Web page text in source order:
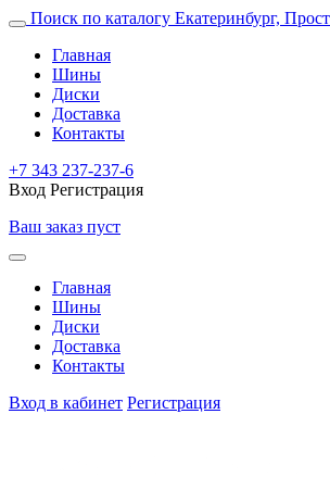
Поиск по каталогу Екатеринбург,
Главная
Шины
Диски
Доставка
Контакты
+7 343 237-237-6
Вход Регистрация
Ваш заказ пуст
Главная
Шины
Диски
Доставка
Контакты
Вход в кабинет Регистрация